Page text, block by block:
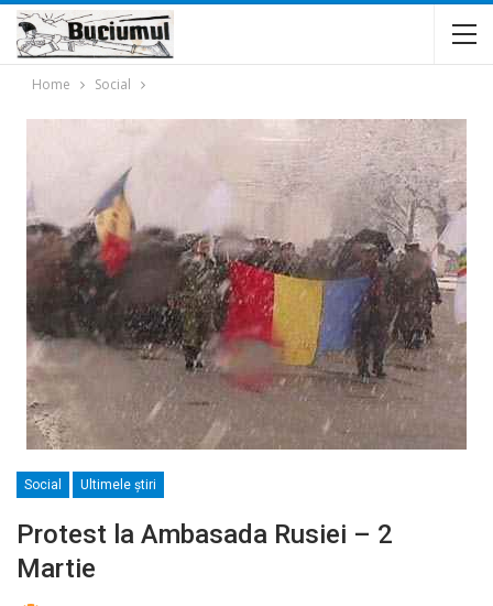
Home Social
Social Ultimele ştiri
Protest la Ambasada Rusiei – 2
Martie